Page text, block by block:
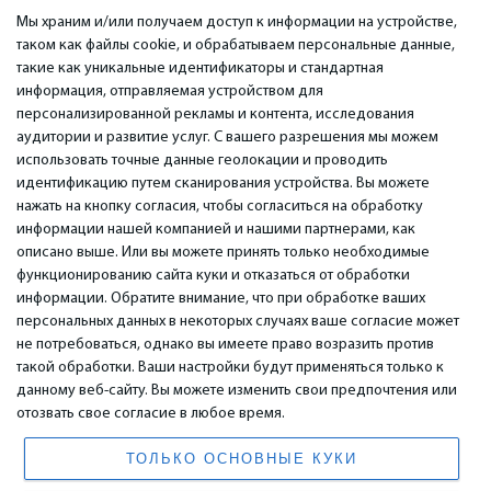
Мы храним и/или получаем доступ к информации на устройстве,
таком как файлы cookie, и обрабатываем персональные данные,
такие как уникальные идентификаторы и стандартная
информация, отправляемая устройством для
персонализированной рекламы и контента, исследования
аудитории и развитие услуг. С вашего разрешения мы можем
использовать точные данные геолокации и проводить
идентификацию путем сканирования устройства. Вы можете
нажать на кнопку согласия, чтобы согласиться на обработку
информации нашей компанией и нашими партнерами, как
описано выше. Или вы можете принять только необходимые
функционированию сайта куки и отказаться от обработки
информации. Обратите внимание, что при обработке ваших
персональных данных в некоторых случаях ваше согласие может
не потребоваться, однако вы имеете право возразить против
такой обработки. Ваши настройки будут применяться только к
данному веб-сайту. Вы можете изменить свои предпочтения или
отозвать свое согласие в любое время.
ТОЛЬКО ОСНОВНЫЕ КУКИ
ВАЖНОЕ
Сервисные центры
Гарантия
Условия использования
Политика
конфиденциальности
Контакты
Дистанционный договор
КОНТАКТЫ
Тел. +371 67296734
Моб. +371 27725222
WhatsApp +371 27725222
Краста 89, Рига, Латвия
© 2026 All Rights Reserved.
www.bm.market
High Yield System LP
196 Rose Street, Suite 3, Edinburgh, EH2 4AT, Scotland, United Kingdom